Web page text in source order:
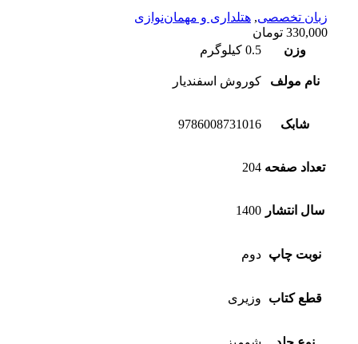
زبان تخصصی, هتلداری و مهمان‌نوازی
330,000 تومان
وزن
0.5 کیلوگرم
نام مولف کوروش اسفندیار
شابک 9786008731016
تعداد صفحه 204
سال انتشار 1400
نوبت چاپ دوم
قطع کتاب وزیری